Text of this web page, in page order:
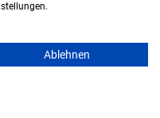
Ablehnen